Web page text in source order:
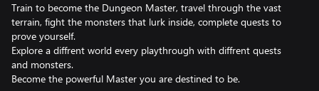
Train to become the Dungeon Master, travel through the vast
terrain, fight the monsters that lurk inside, complete quests to
prove yourself.
Explore a diffrent world every playthrough with diffrent quests
and monsters.
Become the powerful Master you are destined to be.